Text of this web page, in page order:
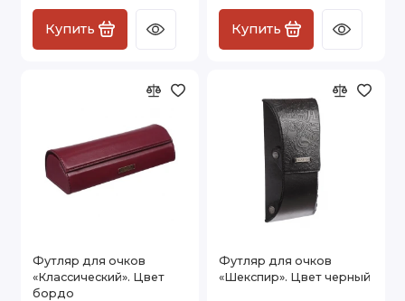
Купить Купить
Футляр для очков
«Классический». Цвет
бордо
Футляр для очков
«Шекспир». Цвет черный